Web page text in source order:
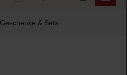
Geschenke & Sets